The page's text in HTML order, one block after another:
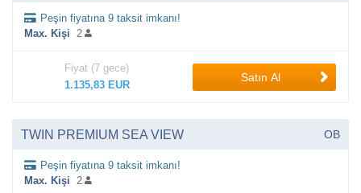
Peşin fiyatına 9 taksit imkanı!
Max. Kişi 2
Fiyat (7 gece)
1.135,83 EUR
Satın Al
TWIN PREMIUM SEA VIEW OB
Peşin fiyatına 9 taksit imkanı!
Max. Kişi 2